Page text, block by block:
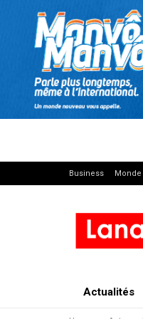
Business Monde
Actualités